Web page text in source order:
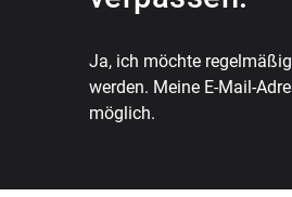
Ja, ich möchte
werden. Meine E-Mail-
möglich.